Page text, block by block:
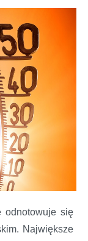
odnotowuje się
Największe